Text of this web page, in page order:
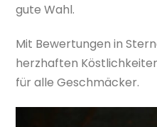
gute Wahl.
Mit Bewertungen in
herzhaften
für alle Geschmäcker.